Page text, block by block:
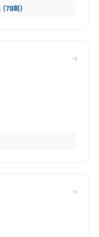
(78회)
➜
➜